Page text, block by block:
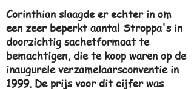
Corinthian slaagde er echter in om
een zeer beperkt aantal Stroppa's in
doorzichtig sachetformaat te
bemachtigen, die te koop waren op de
inaugurele verzamelaarsconventie in
1999. De prijs voor dit cijfer was